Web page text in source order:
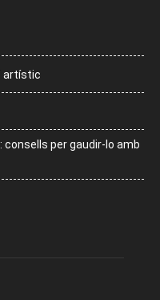
artístic
consells per gaudir-lo amb